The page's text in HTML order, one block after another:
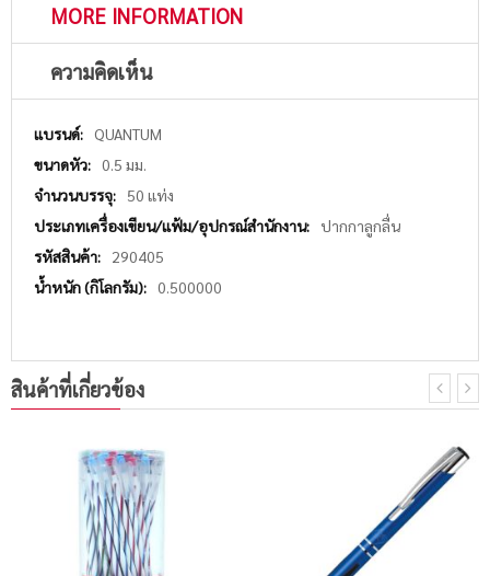
MORE INFORMATION
ความคิดเห็น
More
Information
QUANTUM
0.5 มม.
50 แท่ง
ปากกาลูกลื่น
290405
0.500000
สินค้าที่เกี่ยวข้อง